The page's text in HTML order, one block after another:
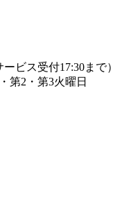
ビス受付17:30まで）
第2・第3火曜日